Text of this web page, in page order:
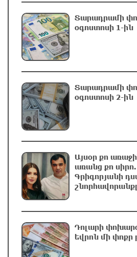
ՌԴ-ն պատրաստ է
երկաթուղիների
Օվերչուկ
հազարով ավելացել է
«Հըզբոլլահ»-ի
պահեստների վրա
«Ռեալ Մադրիդ»-ն ու
Տարադրամի
օգոստոսի 1-ին
Տարադրամի
օգոստոսի 2-ին
Այսօր քո
առանց քո սիրո.
Գրիգորյանի
Դոլարի
եվրոն մի փոքր